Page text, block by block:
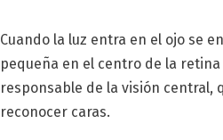
Cuando la luz entra en el ojo se
pequeña en el centro de la
responsable de la visión central,
reconocer caras.